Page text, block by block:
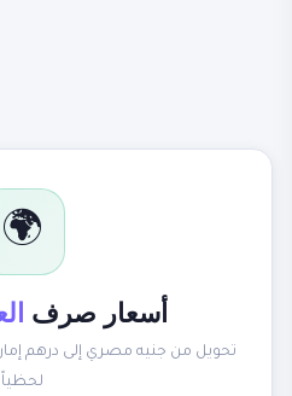
🌍
أسعار صرف
تحويل من جنيه مصري إلى درهم
لحظياً